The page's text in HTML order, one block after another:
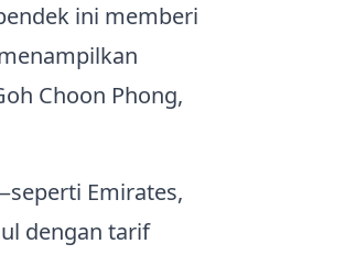
ini memberi
Choon Phong,
Emirates,
dengan tarif